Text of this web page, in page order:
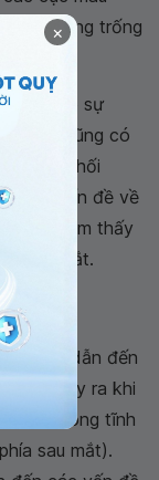
khoảng trống
là do sự
đôi khi cũng có
huyết khối
các vấn đề về
và cảm thấy
của mắt.
đầu dẫn đến
thể xảy ra khi
máu trong tĩnh
sau mắt).
×